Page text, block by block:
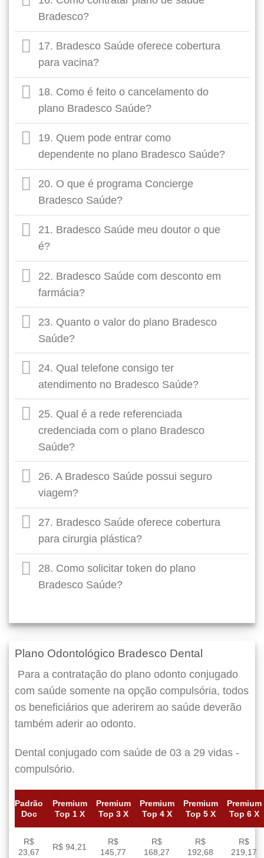
Bradesco?
17. Bradesco Saúde oferece cobertura
para vacina?
18. Como é feito o cancelamento do
plano Bradesco Saúde?
19. Quem pode entrar como
dependente no plano Bradesco Saúde?
20. O que é programa Concierge
Bradesco Saúde?
21. Bradesco Saúde meu doutor o que
é?
22. Bradesco Saúde com desconto em
farmácia?
23. Quanto o valor do plano Bradesco
Saúde?
24. Qual telefone consigo ter
atendimento no Bradesco Saúde?
25. Qual é a rede referenciada
credenciada com o plano Bradesco
Saúde?
26. A Bradesco Saúde possui seguro
viagem?
27. Bradesco Saúde oferece cobertura
para cirurgia plástica?
28. Como solicitar token do plano
Bradesco Saúde?
Plano Odontológico Bradesco Dental
Para a contratação do plano odonto conjugado
com saúde somente na opção compulsória, todos
os beneficiários que aderirem ao saúde deverão
também aderir ao odonto.
Dental conjugado com saúde de 03 a 29 vidas -
compulsório.
Padrão
Doc
Premium
Top 1 X
Premium
Top 3 X
Premium
Top 4 X
Premium
Top 5 X
Premium
Top 6 X
R$
23,67
R$ 94,21
R$
145,77
R$
168,27
R$
192,68
R$
219,17